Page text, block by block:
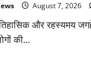
August 7, 2026
और रहस्यमय
की...